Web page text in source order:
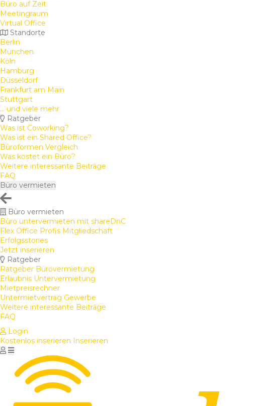
Büro auf Zeit
Meetingraum
Virtual Office
Standorte
Berlin
München
Köln
Hamburg
Düsseldorf
Frankfurt am Main
Stuttgart
... und viele mehr
Ratgeber
Was ist Coworking?
Was ist ein Shared Office?
Büroformen Vergleich
Was kostet ein Büro?
Weitere interessante Beiträge
FAQ
Büro vermieten
Büro vermieten
Büro untervermieten mit shareDnC
Flex Office Profis Mitgliedschaft
Erfolgsstories
Jetzt inserieren
Ratgeber
Ratgeber Bürovermietung
Erlaubnis Untervermietung
Mietpreisrechner
Untermietvertrag Gewerbe
Weitere interessante Beiträge
FAQ
Login
Kostenlos inserieren Inserieren